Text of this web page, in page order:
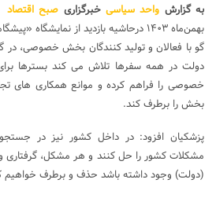
به گزارش واحد سیاسی خبرگزاری صبح اقتصاد
بهمن‌ماه ۱۴۰۳ درحاشیه بازدید از
گو با فعالان و تولید کنندگان بخش خصوصی،
دولت در همه سفرها تلاش می کند بسترها
خصوصی را فراهم کرده و موانع همکاری های
بخش را برطرف کند.
پزشکیان افزود: در داخل کشور نیز در
مشکلات کشور را حل کنند و هر مشکل، گرفتاری
(دولت) وجود داشته باشد حذف و برطرف خواهیم